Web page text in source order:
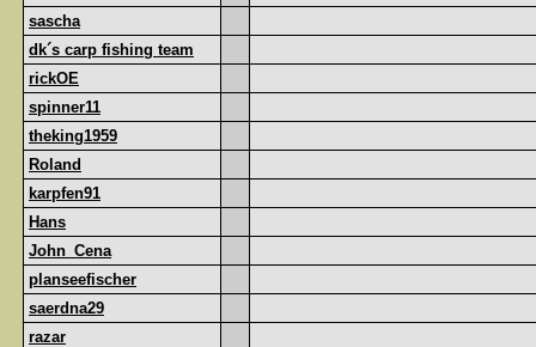
sascha
dk´s carp fishing team
rickOE
spinner11
theking1959
Roland
karpfen91
Hans
John_Cena
planseefischer
saerdna29
razar